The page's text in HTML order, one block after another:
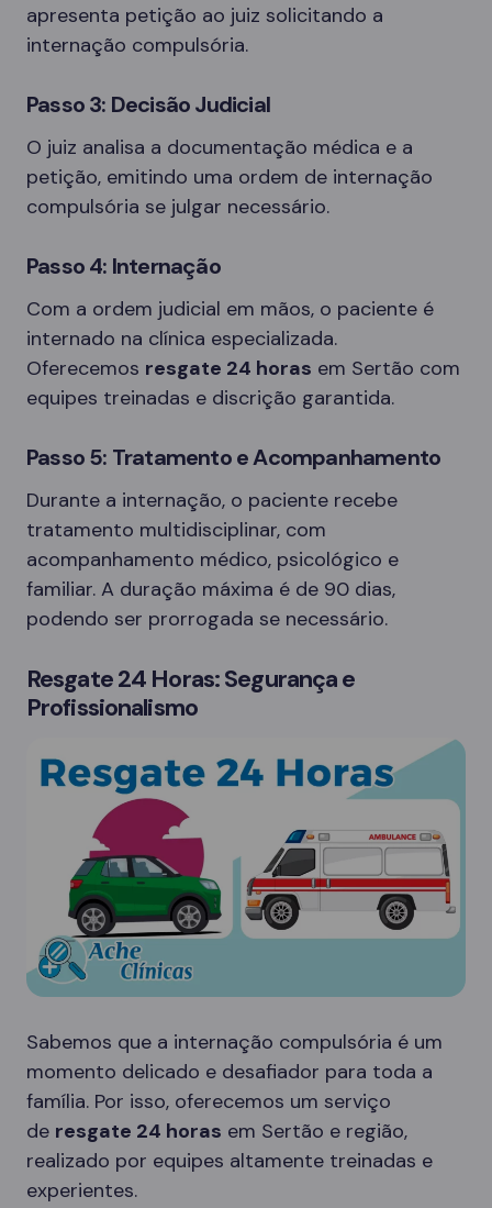
apresenta petição ao juiz solicitando a
internação compulsória.
Passo 3: Decisão Judicial
O juiz analisa a documentação médica e a
petição, emitindo uma ordem de internação
compulsória se julgar necessário.
Passo 4: Internação
Com a ordem judicial em mãos, o paciente é
internado na clínica especializada.
Oferecemos resgate 24 horas em Sertão com
equipes treinadas e discrição garantida.
Passo 5: Tratamento e Acompanhamento
Durante a internação, o paciente recebe
tratamento multidisciplinar, com
acompanhamento médico, psicológico e
familiar. A duração máxima é de 90 dias,
podendo ser prorrogada se necessário.
Resgate 24 Horas: Segurança e
Profissionalismo
Sabemos que a internação compulsória é um
momento delicado e desafiador para toda a
família. Por isso, oferecemos um serviço
de resgate 24 horas em Sertão e região,
realizado por equipes altamente treinadas e
experientes.